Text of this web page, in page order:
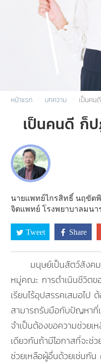
หน้าแรก บทความ เป็นคน
เป็นคนดี ก็ป
นายแพทย์ไกรสิทธิ์ นฤขัต
จิตแพทย์ โรงพยาบาลมนา
Tweet Share
มนุษย์เป็นสัตว์สังค
หมู่คณะ การดำเนินชีวิตข
เรียบไร้อุปสรรคเสมอไป
สามารถรับมือกับปัญหาที่เ
จำเป็นต้องขอความช่วยเ
เดียวกันถ้ามีโอกาสที่จะช่
ช่วยเหลือผู้อื่นด้วยเช่นกัน